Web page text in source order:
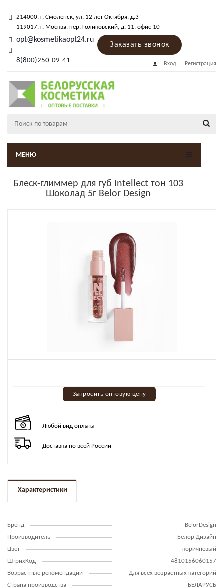
214000, г. Смоленск, ул. 12 лет Октября, д.3
119017, г. Москва, пер. Голиковский, д. 11, офис 10
opt@kosmetikaopt24.ru
8(800)250-09-41
Заказать звонок
Вход Регистрация
МЕНЮ
Блеск-глиммер для губ Intellect тон 103
Шоколад 5г Belor Design
Запросить оптовую цену
Любой вид оплаты
Доставка по всей России
Характеристики
Бренд
BelorDesign
Производитель
Белор Дизайн
Цвет
коричневый
ШтрихКод
4810156060157
Возрастные рекомендации
Для всех возрастных категорий
Страна производства
БЕЛАРУСЬ